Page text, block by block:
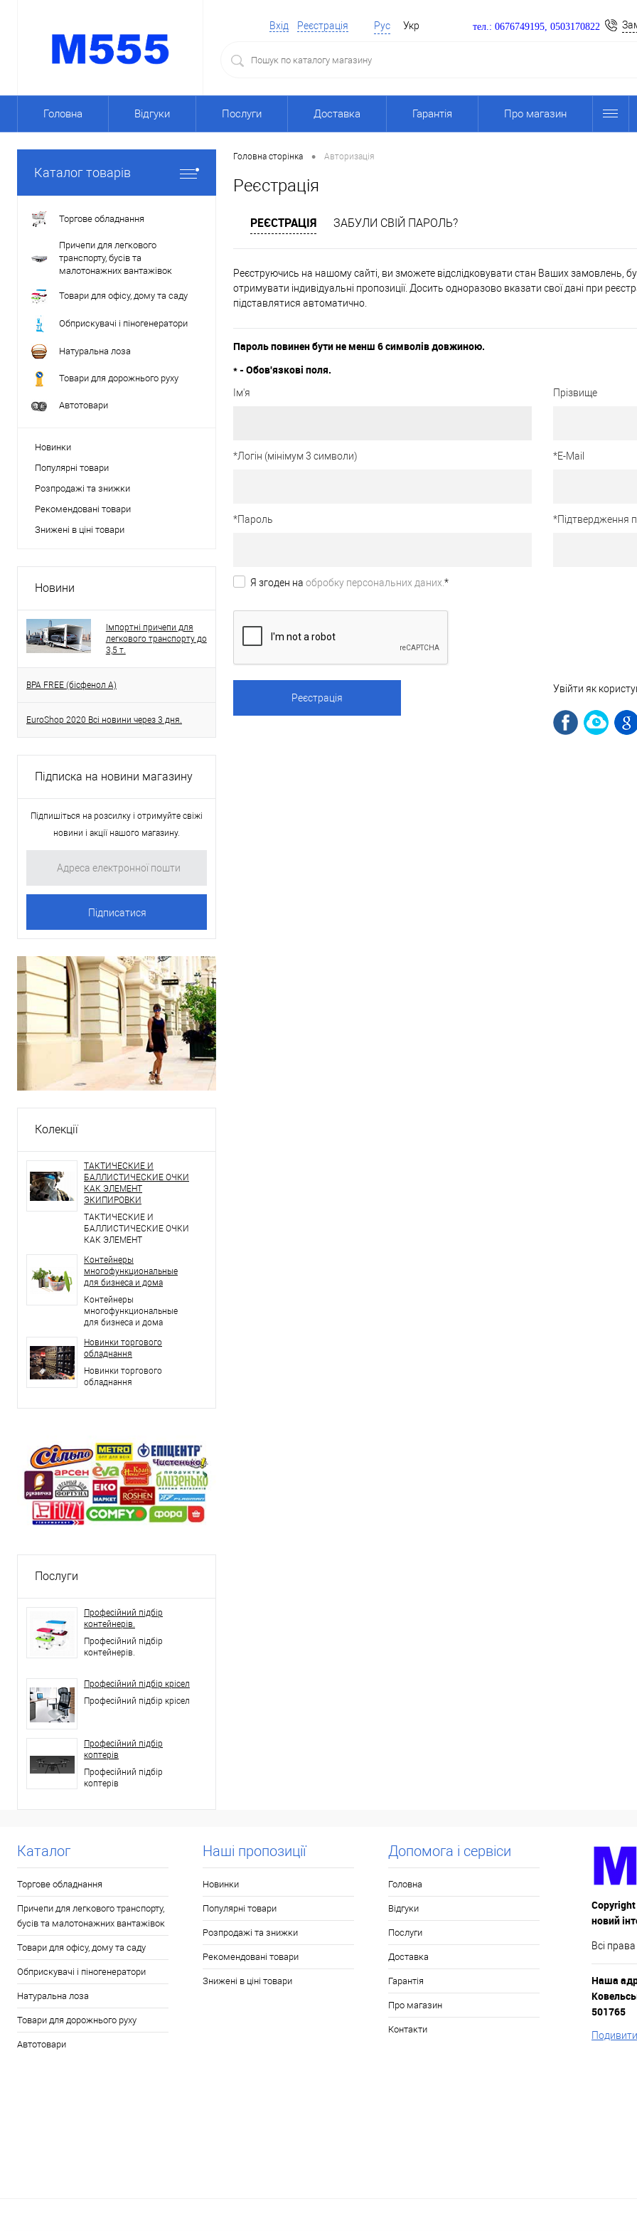
Вхід Реєстрація Рус Укр тел.: 0676749195, 0503170822
Головна Відгуки Послуги Доставка Гарантія Про магазин
Каталог товарів
Торгове обладнання
Причепи для легкового
транспорту, бусів та
малотонажних вантажівок
Товари для офісу, дому та саду
Обприскувачі і піногенератори
Натуральна лоза
Товари для дорожнього руху
Автотовари
Новинки
Популярні товари
Розпродажі та знижки
Рекомендовані товари
Знижені в ціні товари
Новини
Імпортні причепи для
легкового транспорту до
3,5 т.
BPA FREE (бісфенол A)
EuroShop 2020 Всі новини через 3 дня.
Підписка на новини магазину
Підпишіться на розсилку і отримуйте свіжі
новини і акції нашого магазину.
Колекції
ТАКТИЧЕСКИЕ И
БАЛЛИСТИЧЕСКИЕ ОЧКИ
КАК ЭЛЕМЕНТ
ЭКИПИРОВКИ
ТАКТИЧЕСКИЕ И
БАЛЛИСТИЧЕСКИЕ ОЧКИ
КАК ЭЛЕМЕНТ
Контейнеры
многофункциональные
для бизнеса и дома
Контейнеры
многофункциональные
для бизнеса и дома
Новинки торгового
обладнання
Новинки торгового
обладнання
Послуги
Професійний підбір
контейнерів.
Професійний підбір
контейнерів.
Професійний підбір крісел
Професійний підбір крісел
Професійний підбір
коптерів
Професійний підбір
коптерів
Головна сторінка • Авторизація
Реєстрація
РЕЄСТРАЦІЯ ЗАБУЛИ СВІЙ ПАРОЛЬ?
Реєструючись на нашому сайті, ви зможете відслідковувати стан Ваших замовлень,
отримувати індивідуальні пропозиції. Досить одноразово вказати свої дані при
підставлятися автоматично.
Пароль повинен бути не менш 6 символів довжиною.
* - Обов'язкові поля.
Ім'я Прізвище
*Логін (мінімум 3 символи) *E-Mail
*Пароль *Підтвердження
Я згоден на обробку персональних даних.*
Увійти як
Каталог
Торгове обладнання
Причепи для легкового транспорту,
бусів та малотонажних вантажівок
Товари для офісу, дому та саду
Обприскувачі і піногенератори
Натуральна лоза
Товари для дорожнього руху
Автотовари
Наші пропозиції
Новинки
Популярні товари
Розпродажі та знижки
Рекомендовані товари
Знижені в ціні товари
Допомога і сервіси
Головна
Відгуки
Послуги
Доставка
Гарантія
Про магазин
Контакти
новий
Всі
Наша
501765